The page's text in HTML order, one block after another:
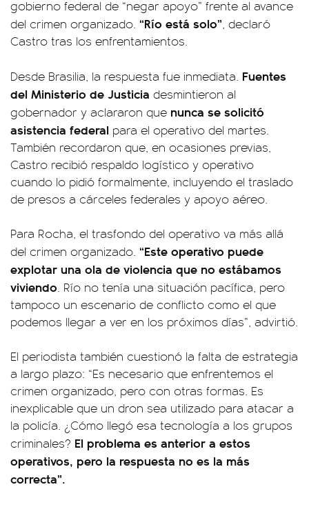
gobierno federal de “negar apoyo” frente al avance
del crimen organizado. “Río está solo”, declaró
Castro tras los enfrentamientos.
Desde Brasilia, la respuesta fue inmediata. Fuentes
del Ministerio de Justicia desmintieron al
gobernador y aclararon que nunca se solicitó
asistencia federal para el operativo del martes.
También recordaron que, en ocasiones previas,
Castro recibió respaldo logístico y operativo
cuando lo pidió formalmente, incluyendo el traslado
de presos a cárceles federales y apoyo aéreo.
Para Rocha, el trasfondo del operativo va más allá
del crimen organizado. “Este operativo puede
explotar una ola de violencia que no estábamos
viviendo. Río no tenía una situación pacífica, pero
tampoco un escenario de conflicto como el que
podemos llegar a ver en los próximos días”, advirtió.
El periodista también cuestionó la falta de estrategia
a largo plazo: “Es necesario que enfrentemos el
crimen organizado, pero con otras formas. Es
inexplicable que un dron sea utilizado para atacar a
la policía. ¿Cómo llegó esa tecnología a los grupos
criminales? El problema es anterior a estos
operativos, pero la respuesta no es la más
correcta”.